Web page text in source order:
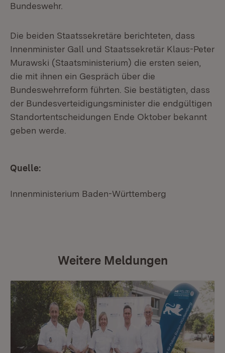
Bundeswehr.
Die beiden Staatssekretäre berichteten, dass
Innenminister Gall und Staatssekretär Klaus-Peter
Murawski (Staatsministerium) die ersten seien,
die mit ihnen ein Gespräch über die
Bundeswehrreform führten. Sie bestätigten, dass
der Bundesverteidigungsminister die endgültigen
Standortentscheidungen Ende Oktober bekannt
geben werde.
Quelle:
Innenministerium Baden-Württemberg
Weitere Meldungen